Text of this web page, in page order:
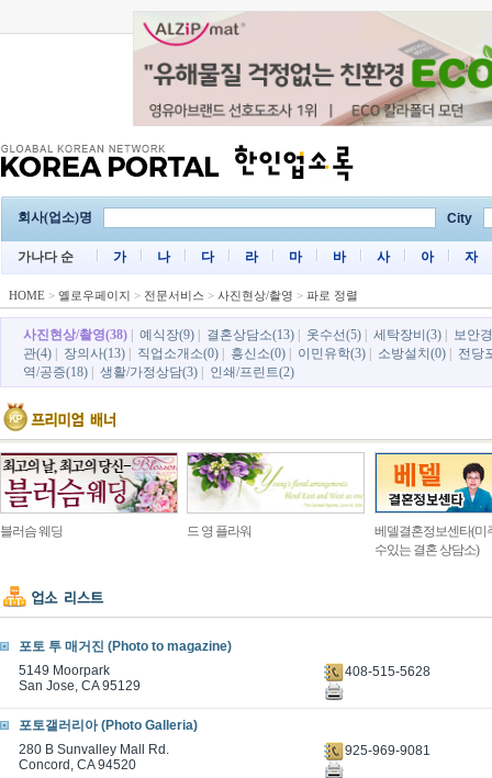
회사(업소)명 City
가나다 순 가 나 다 라 마 바 사 아 자
HOME > 옐로우페이지 > 전문서비스 > 사진현상/촬영 > 파로 정렬
사진현상/촬영(38) 예식장(9) 결혼상담소(13) 옷수선(5) 세탁장비(3)
보안
관(4)
장의사(13) 직업소개소(0) 흥신소(0) 이민유학(3) 소방설치(0)
전당
역/공증(18)
생활/가정상담(3) 인쇄/프린트(2)
블러슴 웨딩 드 영 플라워
베델결혼정보센타(미
수있는 결혼 상담소)
포토 투 매거진 (Photo to magazine)
5149 Moorpark
San Jose, CA 95129
408-515-5628
포토갤러리아 (Photo Galleria)
280 B Sunvalley Mall Rd.
Concord, CA 94520
925-969-9081